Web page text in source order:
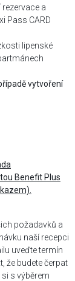
a
Pass CARD
lipenské
vytvoření
Benefit Plus
požadavků a
naší recepci
uveďte termín
že budete čerpat
s výběrem